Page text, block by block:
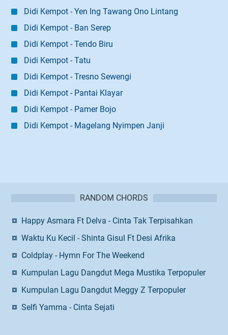
Didi Kempot - Yen Ing Tawang Ono Lintang
Didi Kempot - Ban Serep
Didi Kempot - Tendo Biru
Didi Kempot - Tatu
Didi Kempot - Tresno Sewengi
Didi Kempot - Pantai Klayar
Didi Kempot - Pamer Bojo
Didi Kempot - Magelang Nyimpen Janji
RANDOM CHORDS
Happy Asmara Ft Delva - Cinta Tak Terpisahkan
Waktu Ku Kecil - Shinta Gisul Ft Desi Afrika
Coldplay - Hymn For The Weekend
Kumpulan Lagu Dangdut Mega Mustika Terpopuler
Kumpulan Lagu Dangdut Meggy Z Terpopuler
Selfi Yamma - Cinta Sejati